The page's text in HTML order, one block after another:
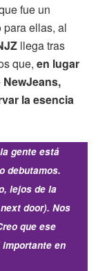
fue un
ellas, al
llega tras
que, en lugar
la esencia
gente está
debutamos.
lejos de la
door). Nos
que ese
en